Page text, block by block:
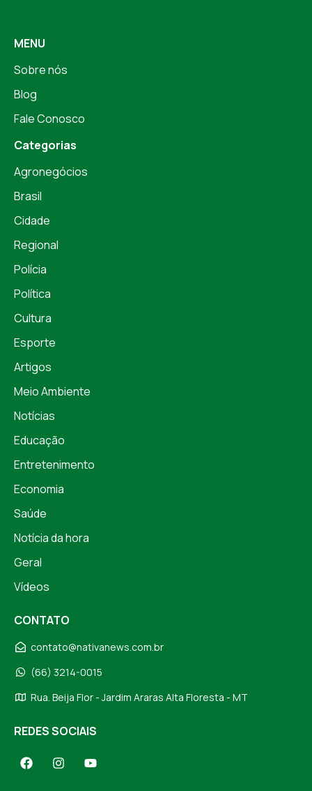
MENU
Sobre nós
Blog
Fale Conosco
Categorias
Agronegócios
Brasil
Cidade
Regional
Polícia
Política
Cultura
Esporte
Artigos
Meio Ambiente
Notícias
Educação
Entretenimento
Economia
Saúde
Notícia da hora
Geral
Vídeos
CONTATO
contato@nativanews.com.br
(66) 3214-0015
Rua. Beija Flor - Jardim Araras Alta Floresta - MT
REDES SOCIAIS